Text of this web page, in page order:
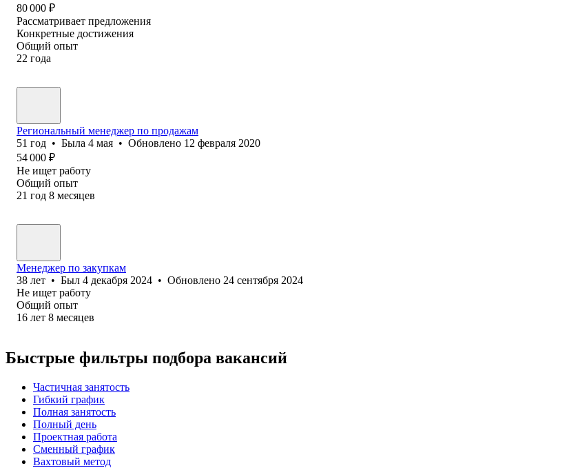
80 000 ₽
Рассматривает предложения
Конкретные достижения
Общий опыт
22 года
Региональный менеджер по продажам
51 год • Была 4 мая • Обновлено 12 февраля 2020
54 000 ₽
Не ищет работу
Общий опыт
21 год 8 месяцев
Менеджер по закупкам
38 лет • Был 4 декабря 2024 • Обновлено 24 сентября 2024
Не ищет работу
Общий опыт
16 лет 8 месяцев
Быстрые фильтры подбора вакансий
Частичная занятость
Гибкий график
Полная занятость
Полный день
Проектная работа
Сменный график
Вахтовый метод